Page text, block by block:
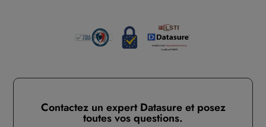
Contactez un expert Datasure et posez
toutes vos questions.